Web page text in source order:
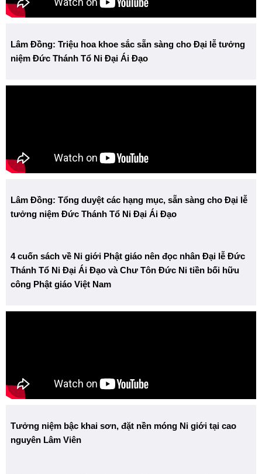
Lâm Đồng: Triệu hoa khoe sắc sẵn sàng cho Đại lễ tưởng
niệm Đức Thánh Tổ Ni Đại Ái Đạo
Lâm Đồng: Tổng duyệt các hạng mục, sẵn sàng cho Đại lễ
tưởng niệm Đức Thánh Tổ Ni Đại Ái Đạo
4 cuốn sách về Ni giới Phật giáo nên đọc nhân Đại lễ Đức
Thánh Tổ Ni Đại Ái Đạo và Chư Tôn Đức Ni tiền bối hữu
công Phật giáo Việt Nam
Tưởng niệm bậc khai sơn, đặt nền móng Ni giới tại cao
nguyên Lâm Viên